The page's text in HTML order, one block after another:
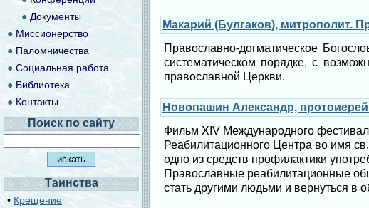
Макарий (Булгаков), митрополит.
Православно-догматическое
систематическом порядке, с
православной Церкви.
Новопашин Александр,
Фильм XIV Международного
Реабилитацион­ного Центра во имя
одно из средств профилактики
Православные реабилитационные
стать другими людьми и вернуться в
● Документы
●Миссионерство
● Паломничества
●Социальная работа
● Библиотека
● Контакты
Поиск по сайту
Таинства
• Крещение